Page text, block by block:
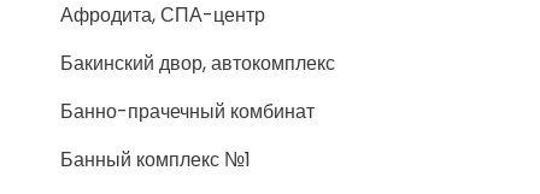
Афродита, СПА-центр
Бакинский двор, автокомплекс
Банно-прачечный комбинат
Банный комплекс №1